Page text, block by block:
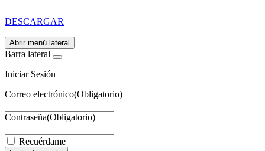
DESCARGAR
Abrir menú lateral
Barra lateral
Iniciar Sesión
Correo electrónico(Obligatorio)
Contraseña(Obligatorio)
Recuérdame